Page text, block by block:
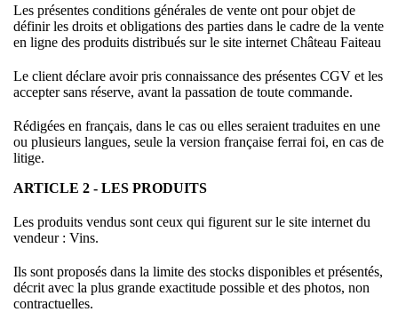
Les présentes conditions générales de vente ont pour objet de
définir les droits et obligations des parties dans le cadre de la vente
en ligne des produits distribués sur le site internet Château Faiteau
Le client déclare avoir pris connaissance des présentes CGV et les
accepter sans réserve, avant la passation de toute commande.
Rédigées en français, dans le cas ou elles seraient traduites en une
ou plusieurs langues, seule la version française ferrai foi, en cas de
litige.
ARTICLE 2 - LES PRODUITS
Les produits vendus sont ceux qui figurent sur le site internet du
vendeur : Vins.
Ils sont proposés dans la limite des stocks disponibles et présentés,
décrit avec la plus grande exactitude possible et des photos, non
contractuelles.